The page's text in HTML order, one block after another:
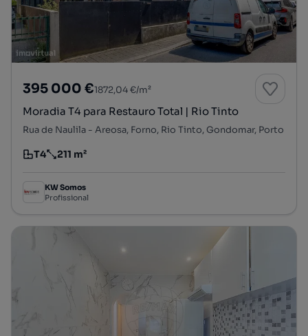
395 000 €1872,04 €/m²
Moradia T4 para Restauro Total | Rio Tinto
Rua de Naulila - Areosa, Forno, Rio Tinto, Gondomar, Porto
Tipologia
T4
Preço por metro quadrado
211 m²
KW Somos
Profissional